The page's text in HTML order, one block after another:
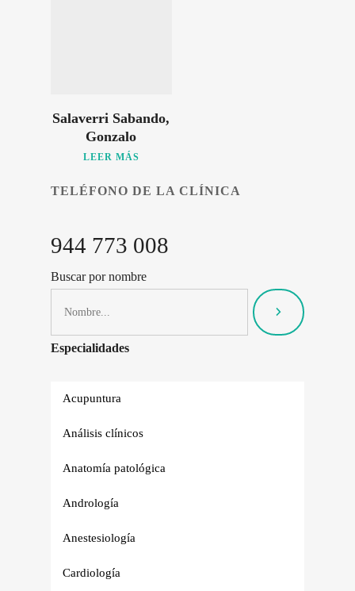
Salaverri Sabando,
Gonzalo
LEER MÁS
TELÉFONO DE LA CLÍNICA
944 773 008
Buscar por nombre
Especialidades
Acupuntura
Análisis clínicos
Anatomía patológica
Andrología
Anestesiología
Cardiología